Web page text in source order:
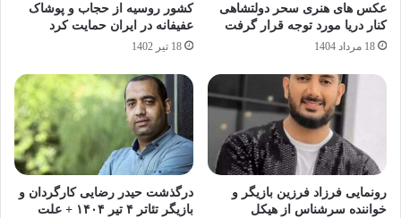
عکس های هنری سحر دولتشاهی
کنار دریا مورد توجه قرار گرفت
18 مرداد 1404
کشور روسیه از حجاب و پوشاک
عفیفانه در ایران حمایت کرد
18 تیر 1402
رونمایی فرزاد فرزین بازیگر و
خواننده سرشناس از هیکل
درگذشت حیدر رضایی کارگردان و
بازیگر تئاتر ۴ تیر ۱۴۰۴ + علت